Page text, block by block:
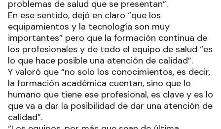
problemas de salud que se presentan”.
En ese sentido, dejó en claro “que los
equipamientos y la tecnología son muy
importantes” pero que la formación continua de
los profesionales y de todo el equipo de salud “es
lo que hace posible una atención de calidad”.
Y valoró que “no solo los conocimientos, es decir,
la formación académica cuentan, sino que lo
humano que tiene ese profesional, es clave y es lo
que va a dar la posibilidad de dar una atención de
calidad”.